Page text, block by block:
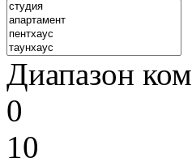
Диапазон
0
10